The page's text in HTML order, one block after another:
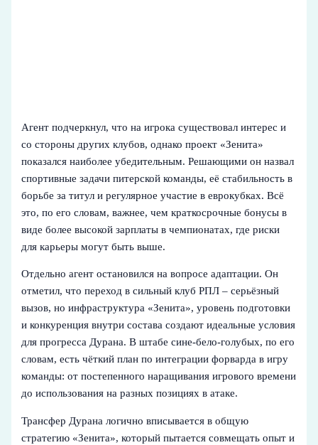
Агент подчеркнул, что на игрока существовал интерес и
со стороны других клубов, однако проект «Зенита»
показался наиболее убедительным. Решающими он назвал
спортивные задачи питерской команды, её стабильность в
борьбе за титул и регулярное участие в еврокубках. Всё
это, по его словам, важнее, чем краткосрочные бонусы в
виде более высокой зарплаты в чемпионатах, где риски
для карьеры могут быть выше.
Отдельно агент остановился на вопросе адаптации. Он
отметил, что переход в сильный клуб РПЛ – серьёзный
вызов, но инфраструктура «Зенита», уровень подготовки
и конкуренция внутри состава создают идеальные условия
для прогресса Дурана. В штабе сине‑бело‑голубых, по его
словам, есть чёткий план по интеграции форварда в игру
команды: от постепенного наращивания игрового времени
до использования на разных позициях в атаке.
Трансфер Дурана логично вписывается в общую
стратегию «Зенита», который пытается совмещать опыт и